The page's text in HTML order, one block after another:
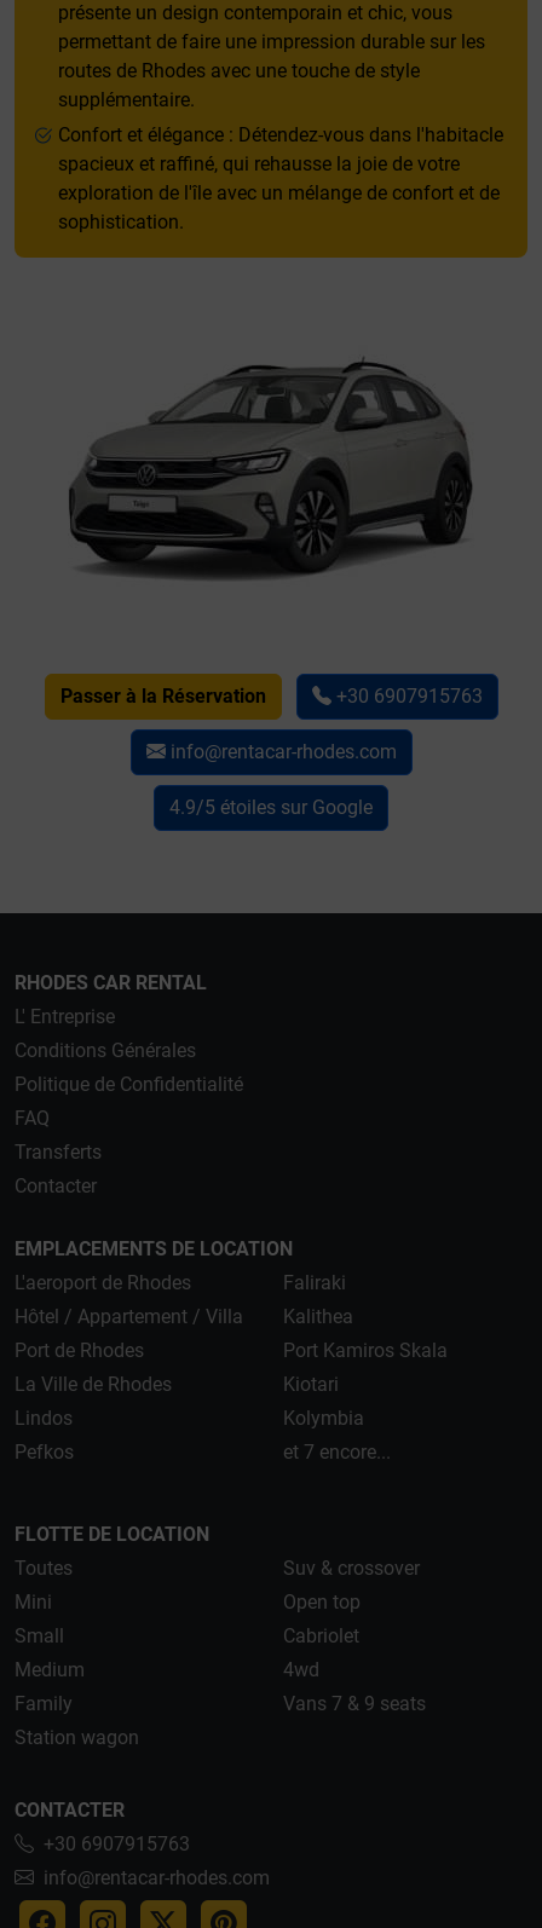
présente un design contemporain et chic, vous
permettant de faire une impression durable sur les
routes de Rhodes avec une touche de style
supplémentaire.
Confort et élégance : Détendez-vous dans l'habitacle
spacieux et raffiné, qui rehausse la joie de votre
exploration de l'île avec un mélange de confort et de
sophistication.
Passer à la Réservation +30 6907915763
info@rentacar-rhodes.com
4.9/5 étoiles sur Google
RHODES CAR RENTAL
L' Entreprise
Conditions Générales
Politique de Confidentialité
FAQ
Transferts
Contacter
EMPLACEMENTS DE LOCATION
L'aeroport de Rhodes
Hôtel / Appartement / Villa
Port de Rhodes
La Ville de Rhodes
Lindos
Pefkos
Faliraki
Kalithea
Port Kamiros Skala
Kiotari
Kolymbia
et 7 encore...
FLOTTE DE LOCATION
Toutes
Mini
Small
Medium
Family
Station wagon
Suv & crossover
Open top
Cabriolet
4wd
Vans 7 & 9 seats
CONTACTER
+30 6907915763
info@rentacar-rhodes.com